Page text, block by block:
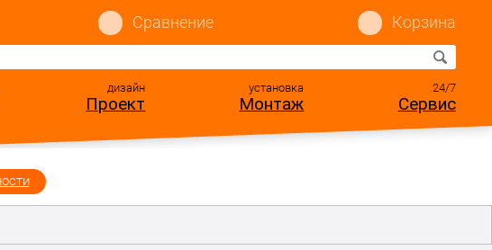
Сравнение Корзина
дизайн
Проект
установка
Монтаж
24/7
Сервис